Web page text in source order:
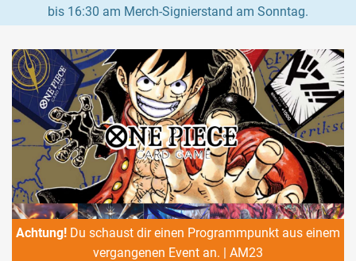
bis 16:30 am Merch-Signierstand am Sonntag.
Achtung! Du schaust dir einen Programmpunkt aus einem
vergangenen Event an. | AM23